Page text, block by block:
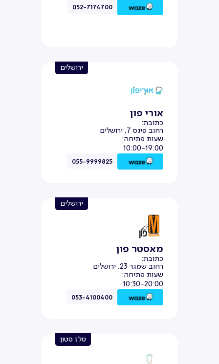
052-7174700
אורי פון
כתובת:
רחוב פינס 7, ירושלים
שעות פתיחה:
10:00-19:00
055-9999825
ירושלים
מאסטר פון
כתובת:
רחוב שמגר 23, ירושלים
שעות פתיחה:
10:30-20:00
053-4100400
ירושלים
טלז סטון